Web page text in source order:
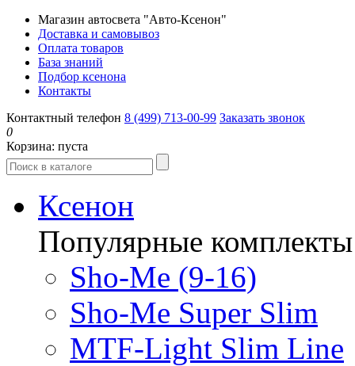
Магазин автосвета "Авто-Ксенон"
Доставка и самовывоз
Оплата товаров
База знаний
Подбор ксенона
Контакты
Контактный телефон 8 (499) 713-00-99 Заказать звонок
0
Корзина: пуста
Ксенон
Популярные комплекты
Sho-Me (9-16)
Sho-Me Super Slim
MTF-Light Slim Line